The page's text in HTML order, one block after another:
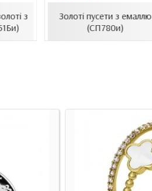
з
Золоті пусети з емаллю
(СП780и)